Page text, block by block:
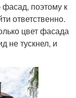
фасад, поэтому к
ответственно.
цвет фасада
не тускнел, и